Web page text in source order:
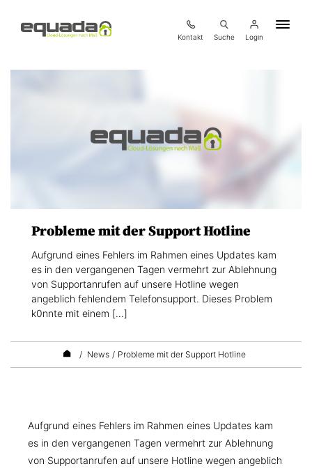
Kontakt Suche Login
Probleme mit der Support Hotline
Aufgrund eines Fehlers im Rahmen eines Updates kam
es in den vergangenen Tagen vermehrt zur Ablehnung
von Supportanrufen auf unsere Hotline wegen
angeblich fehlendem Telefonsupport. Dieses Problem
k0nnte mit einem […]
/ News / Probleme mit der Support Hotline
Aufgrund eines Fehlers im Rahmen eines Updates kam
es in den vergangenen Tagen vermehrt zur Ablehnung
von Supportanrufen auf unsere Hotline wegen angeblich